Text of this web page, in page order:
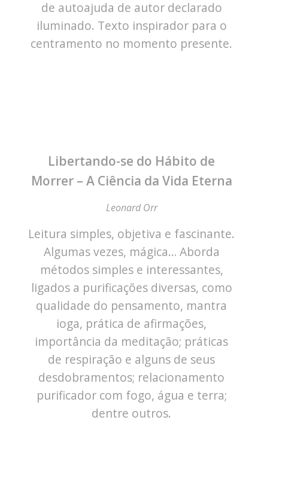
de autoajuda de autor declarado
iluminado. Texto inspirador para o
centramento no momento presente.
Libertando-se do Hábito de
Morrer – A Ciência da Vida Eterna
Leonard Orr
Leitura simples, objetiva e fascinante.
Algumas vezes, mágica… Aborda
métodos simples e interessantes,
ligados a purificações diversas, como
qualidade do pensamento, mantra
ioga, prática de afirmações,
importância da meditação; práticas
de respiração e alguns de seus
desdobramentos; relacionamento
purificador com fogo, água e terra;
dentre outros.